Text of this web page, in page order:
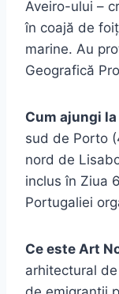
Aveiro-ului –
în coajă de
marine. Au
Geografică
Cum ajungi
sud de Porto
nord de
inclus în Ziua
Portugaliei
Ce este Art
arhitectural